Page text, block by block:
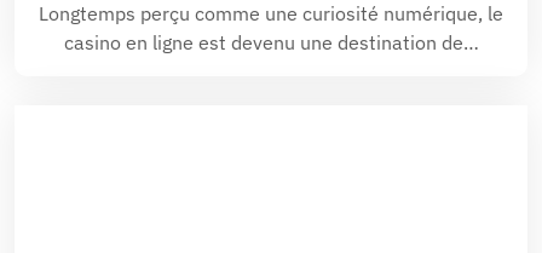
Longtemps perçu comme une curiosité numérique, le
casino en ligne est devenu une destination de…